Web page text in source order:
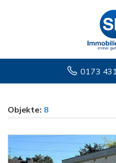
0173
Objekte: 8